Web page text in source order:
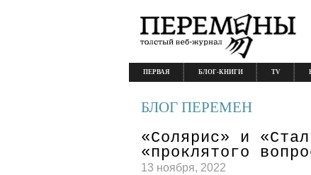
ПЕРВАЯ БЛОГ-КНИГИ TV
БЛОГ ПЕРЕМЕН
«Солярис» и
«проклятого
13 ноября, 2022